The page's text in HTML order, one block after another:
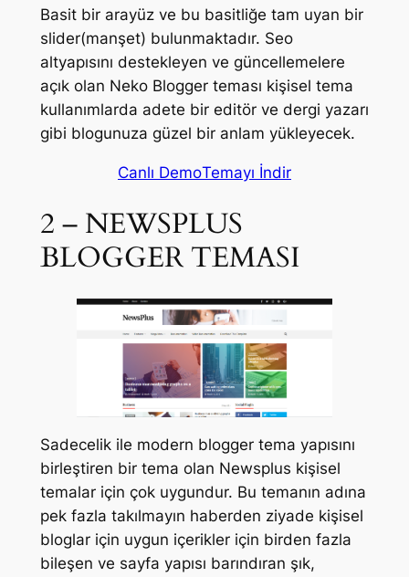
Basit bir arayüz ve bu basitliğe tam uyan bir
slider(manşet) bulunmaktadır. Seo
altyapısını destekleyen ve güncellemelere
açık olan Neko Blogger teması kişisel tema
kullanımlarda adete bir editör ve dergi yazarı
gibi blogunuza güzel bir anlam yükleyecek.
Canlı DemoTemayı İndir
2 – NEWSPLUS
BLOGGER TEMASI
Sadecelik ile modern blogger tema yapısını
birleştiren bir tema olan Newsplus kişisel
temalar için çok uygundur. Bu temanın adına
pek fazla takılmayın haberden ziyade kişisel
bloglar için uygun içerikler için birden fazla
bileşen ve sayfa yapısı barındıran şık,